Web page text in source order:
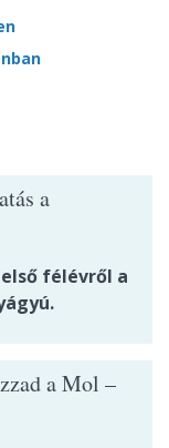
a
félévről a
a Mol –